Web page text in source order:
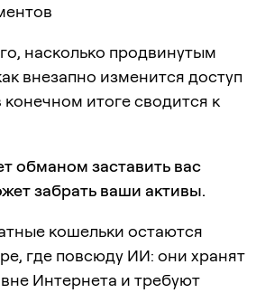
насколько продвинутым
внезапно изменится доступ
итоге сводится к
обманом заставить вас
забрать ваши активы.
кошельки остаются
где повсюду ИИ: они хранят
Интернета и требуют